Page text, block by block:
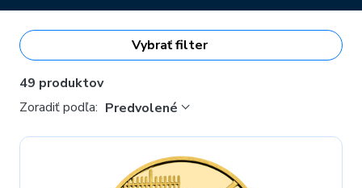
Pokiaľ si z nasledujúcej ponuky razených motívov
nevyberiete, ponúkame aj medaily sobojstrannou
personifikáciou.
Tie majú priestor na vyrytie vášho textu,
fotografie, loga alebo napríklad jednoduchej grafiky na
reverznej aj averznej strane! Viac o tejto zákazkovej výrobe
sa dozviete
tu
Vybrať filter
49 produktov
Zoradiť podľa: Predvolené